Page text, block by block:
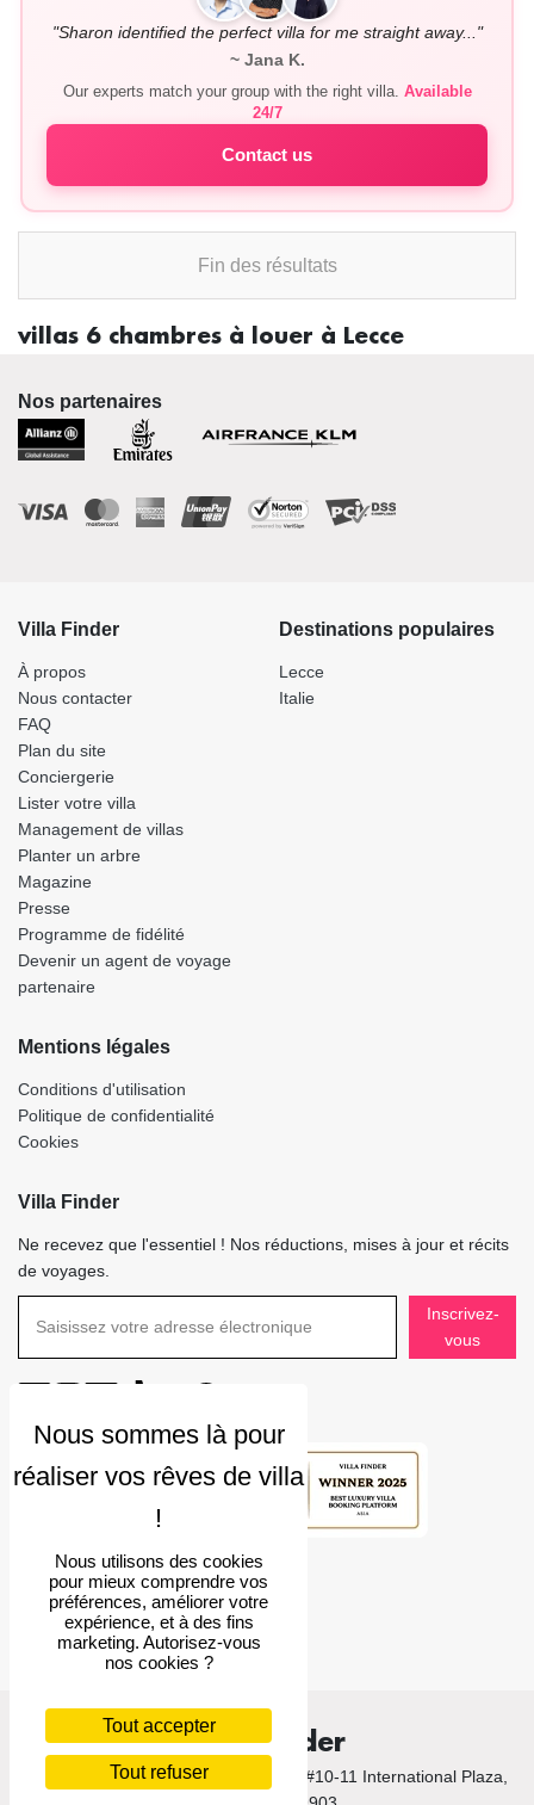
"Sharon identified the perfect villa for me straight away..."
~ Jana K.
Our experts match your group with the right villa. Available
24/7
Contact us
Fin des résultats
villas 6 chambres à louer à Lecce
Nos partenaires
Villa Finder
À propos
Nous contacter
FAQ
Plan du site
Conciergerie
Lister votre villa
Management de villas
Planter un arbre
Magazine
Presse
Programme de fidélité
Devenir un agent de voyage
partenaire
Destinations populaires
Lecce
Italie
Mentions légales
Conditions d'utilisation
Politique de confidentialité
Cookies
Villa Finder
Ne recevez que l'essentiel ! Nos réductions, mises à jour et récits
de voyages.
Inscrivez-
vous
Villa Finder
© 2026 Villa Finder. 10 Anson Road, #10-11 International Plaza,
Nous utilisons des cookies
pour mieux comprendre vos
préférences, améliorer votre
expérience, et à des fins
marketing. Autorisez-vous
nos cookies ?
Tout accepter
Tout refuser